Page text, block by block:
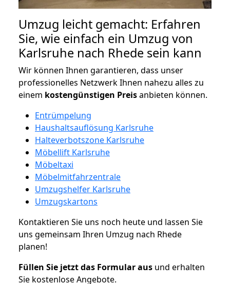
Umzug leicht gemacht: Erfahren
Sie, wie einfach ein Umzug von
Karlsruhe nach Rhede sein kann
Wir können Ihnen garantieren, dass unser
professionelles Netzwerk Ihnen nahezu alles zu
einem kostengünstigen Preisanbieten können.
Entrümpelung
Haushaltsauflösung Karlsruhe
Halteverbotszone Karlsruhe
Möbellift Karlsruhe
Möbeltaxi
Möbelmitfahrzentrale
Umzugshelfer Karlsruhe
Umzugskartons
Kontaktieren Sie uns noch heute und lassen Sie
uns gemeinsam Ihren Umzug nach Rhede
planen!
Füllen Sie jetzt das Formular aus und erhalten
Sie kostenlose Angebote.